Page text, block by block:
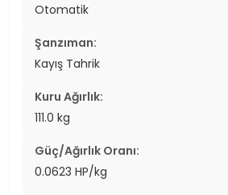
Otomatik
Şanzıman:
Kayış Tahrik
Kuru Ağırlık:
111.0 kg
Güç/Ağırlık Oranı:
0.0623 HP/kg